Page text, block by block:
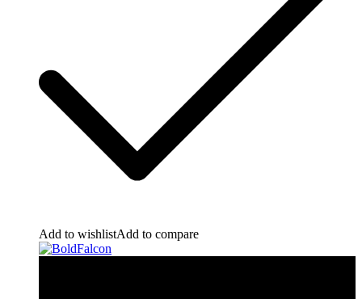
Add to wishlistAdd to compare